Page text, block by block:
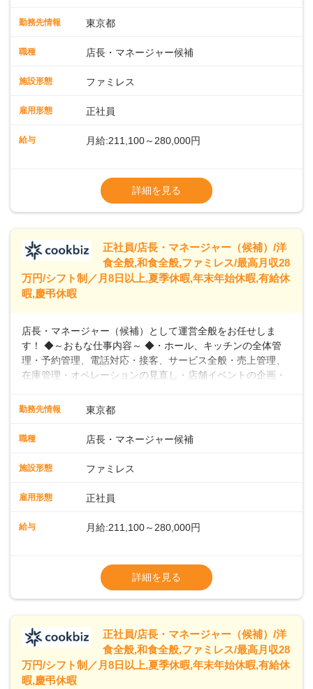
入社後はスキルに合わせた業務からお任せしますので、徐々
向上を目指すDX推進～ ◆すかいらーくのレストランでは、
スタッフの働きやすさをサポートしています。配膳ロボット
や歩行数が約40%も削減されました！また、配膳ロボットに
なDX（デジタルトランスフォーメーション）の取り組みを進
います。私たちは、多様な働き方を提供し、ライフステージ
に合わせた柔軟な勤務時間や働きやすい環境を整えていま
います。
勤務先情報 東京都
職種 店長・マネージャー候補
施設形態 ファミレス
雇用形態 正社員
給与 月給:211,100～280,000円
※残業代全額支給
※経験に応じて応相談①ナショナル社員：月
給245,800円～②エリア社員 ：月給
詳細を見る
正社員/店長・マネージャー（候補）/洋
食全般,和食全般,ファミレス/最高月収28
万円/シフト制／月8日以上,夏季休暇,年末年始休暇,有給休
暇,慶弔休暇
店長・マネージャー（候補）として運営全般をお任せしま
す！ ◆～おもな仕事内容～ ◆・ホール、キッチンの全体管
理・予約管理、電話対応・接客、サービス全般・売上管理、
在庫管理・オペレーションの見直し・店舗イベントの企画・
入社後はスキルに合わせた業務からお任せしますので、徐々
向上を目指すDX推進～ ◆すかいらーくのレストランでは、
スタッフの働きやすさをサポートしています。配膳ロボット
や歩行数が約40%も削減されました！また、配膳ロボットに
なDX（デジタルトランスフォーメーション）の取り組みを進
います。私たちは、多様な働き方を提供し、ライフステージ
に合わせた柔軟な勤務時間や働きやすい環境を整えていま
います。
勤務先情報 東京都
職種 店長・マネージャー候補
施設形態 ファミレス
雇用形態 正社員
給与 月給:211,100～280,000円
※残業代全額支給
※経験に応じて応相談①ナショナル社員：月
給245,800円～②エリア社員 ：月給
詳細を見る
正社員/店長・マネージャー（候補）/洋
食全般,和食全般,ファミレス/最高月収28
万円/シフト制／月8日以上,夏季休暇,年末年始休暇,有給休
暇,慶弔休暇